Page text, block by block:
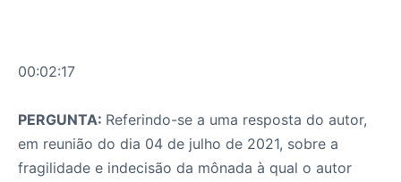
00:02:17
PERGUNTA: Referindo-se a uma resposta do autor,
em reunião do dia 04 de julho de 2021, sobre a
fragilidade e indecisão da mônada à qual o autor